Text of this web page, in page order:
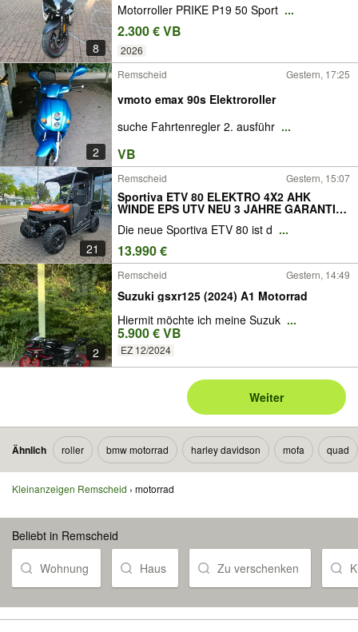
8
Motorroller PRIKE P19 50 Sport ...
2.300 € VB
2026
2
Remscheid Gestern, 17:25
vmoto emax 90s Elektroroller
suche Fahrtenregler 2. ausführ ...
VB
21
Remscheid Gestern, 15:07
Sportiva ETV 80 ELEKTRO 4X2 AHK
WINDE EPS UTV NEU 3 JAHRE GARANTIE
GOLFPLATZ
Die neue Sportiva ETV 80 ist d ...
13.990 €
2
Remscheid Gestern, 14:49
Suzuki gsxr125 (2024) A1 Motorrad
Hiermit möchte ich meine Suzuk ...
5.900 € VB
EZ 12/2024
Weiter
Ähnlich roller bmw motorrad harley davidson mofa quad
Kleinanzeigen Remscheid motorrad
Beliebt in Remscheid
Wohnung Haus Zu verschenken